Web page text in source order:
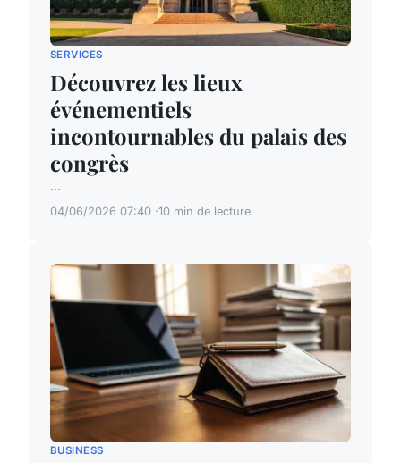
SERVICES
Découvrez les lieux
événementiels
incontournables du palais des
congrès
...
04/06/2026 07:40 10 min de lecture
BUSINESS